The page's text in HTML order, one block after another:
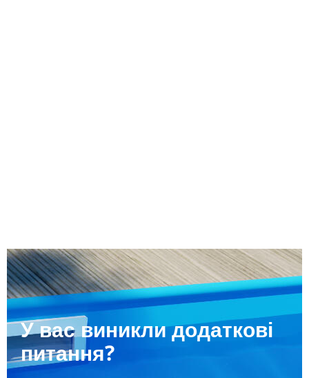
У вас виникли додаткові
питання?